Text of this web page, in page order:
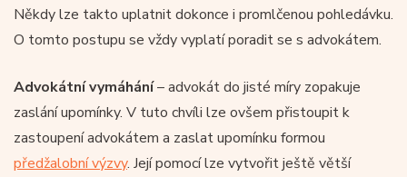
Někdy lze takto uplatnit dokonce i promlčenou pohledávku.
O tomto postupu se vždy vyplatí poradit se s advokátem.
Advokátní vymáhání– advokát do jisté míry zopakuje
zaslání upomínky. V tuto chvíli lze ovšem přistoupit k
zastoupení advokátem a zaslat upomínku formou
předžalobní výzvy. Její pomocí lze vytvořit ještě větší